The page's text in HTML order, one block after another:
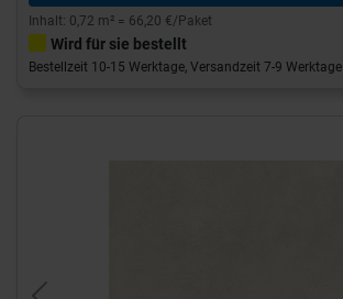
Inhalt: 0,72 m² = 66,20 €/Paket
Wird für sie bestellt
Bestellzeit 10-15 Werktage, Versandzeit 7-9 Werktage